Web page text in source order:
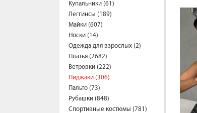
Купальники (61)
Леггинсы (189)
Майки (607)
Носки (14)
Одежда для взрослых (2)
Платья (2682)
Ветровки (222)
Пиджаки (306)
Пальто (73)
Рубашки (848)
Спортивные костюмы (781)